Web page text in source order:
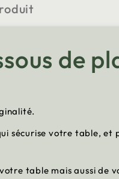
de
sécurise votre table, et
table mais aussi de